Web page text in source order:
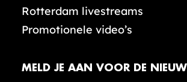
Rotterdam livestreams
Promotionele video’s
MELD JE AAN VOOR DE